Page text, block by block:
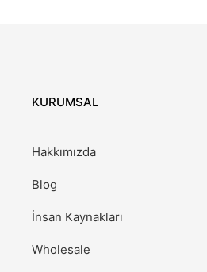
KURUMSAL
Hakkımızda
Blog
İnsan Kaynakları
Wholesale